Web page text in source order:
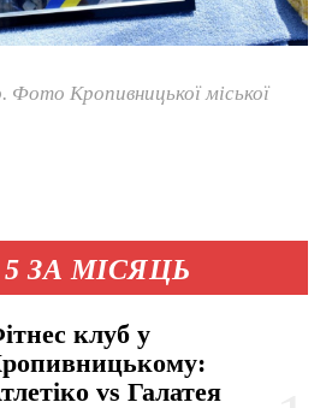
ЗА МІСЯЦЬ
клуб у
vs Галатея
Фото Кропивницької міської